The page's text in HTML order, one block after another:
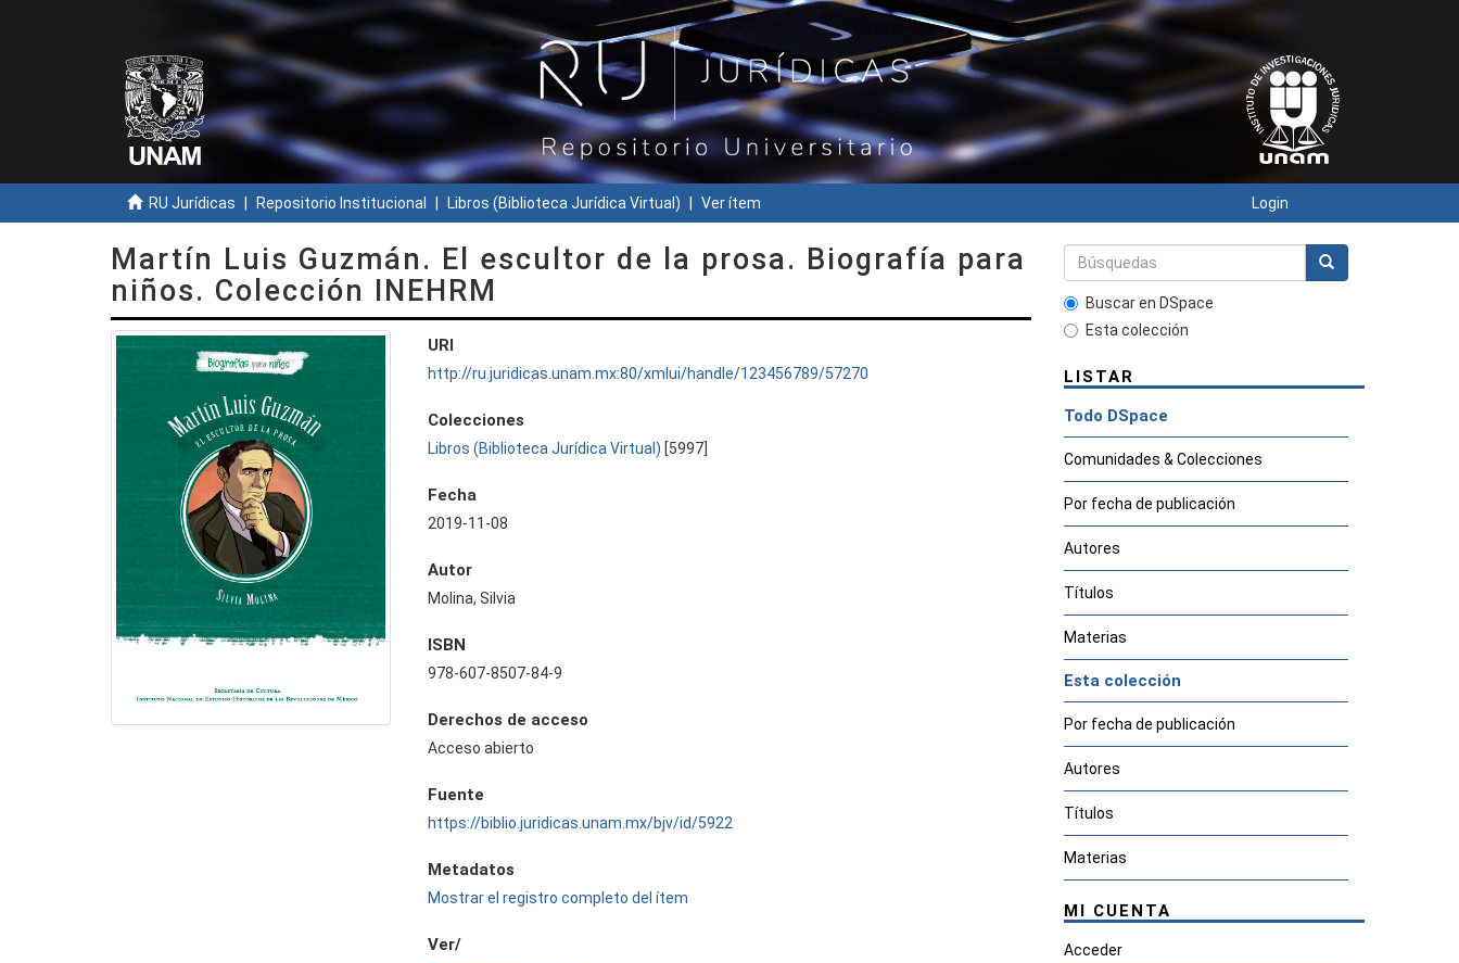
RU Jurídicas Repositorio Institucional Libros (Biblioteca Jurídica Virtual) Ver ítem Login
Martín Luis Guzmán. El escultor de la prosa. Biografía para
niños. Colección INEHRM
URI
http://ru.juridicas.unam.mx:80/xmlui/handle/123456789/57270
Colecciones
Libros (Biblioteca Jurídica Virtual) [5997]
Fecha
2019-11-08
Autor
Molina, Silvia
ISBN
978-607-8507-84-9
Derechos de acceso
Acceso abierto
Fuente
https://biblio.juridicas.unam.mx/bjv/id/5922
Metadatos
Mostrar el registro completo del ítem
Ver/
Buscar en DSpace
Esta colección
LISTAR
Todo DSpace
Comunidades & Colecciones
Por fecha de publicación
Autores
Títulos
Materias
Esta colección
Por fecha de publicación
Autores
Títulos
Materias
MI CUENTA
Acceder